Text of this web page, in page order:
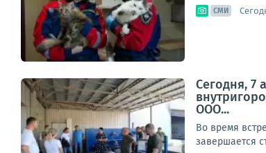
СМИ
Сегодня, 7
ООО...
Во время
завершается